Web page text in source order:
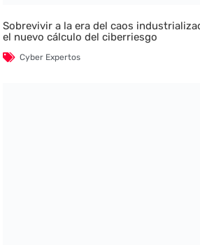
Sobrevivir a la era del caos
el nuevo cálculo del ciberriesgo
Cyber Expertos